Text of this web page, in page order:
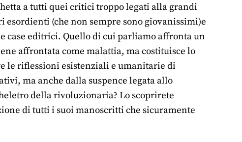
a tutti quei critici troppo legati alla grandi
(che non sempre sono giovanissimi)e
case editrici. Quello di cui parliamo affronta un
affrontata come malattia, ma costituisce lo
le riflessioni esistenziali e umanitarie di
ma anche dalla suspence legata allo
della rivoluzionaria? Lo scoprirete
di tutti i suoi manoscritti che sicuramente